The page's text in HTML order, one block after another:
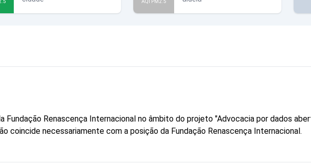
Renascença Internacional no âmbito do projeto "Advocacia por dados
coincide necessariamente com a posição da Fundação Renascença Internacional.